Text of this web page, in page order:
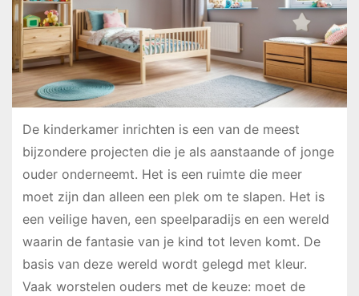
De kinderkamer inrichten is een van de meest
bijzondere projecten die je als aanstaande of jonge
ouder onderneemt. Het is een ruimte die meer
moet zijn dan alleen een plek om te slapen. Het is
een veilige haven, een speelparadijs en een wereld
waarin de fantasie van je kind tot leven komt. De
basis van deze wereld wordt gelegd met kleur.
Vaak worstelen ouders met de keuze: moet de